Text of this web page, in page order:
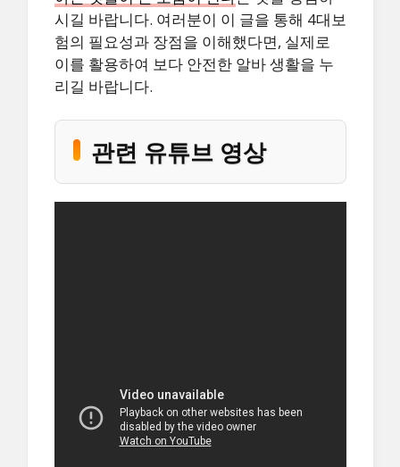
시길 바랍니다. 여러분이 이 글을 통해 4대보
험의 필요성과 장점을 이해했다면, 실제로
이를 활용하여 보다 안전한 알바 생활을 누
리길 바랍니다.
관련 유튜브 영상